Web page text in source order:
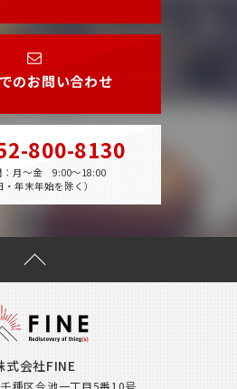
のお問い合わせ
800-8130
：月～金 9:00～18:00
・年末年始を除く）
式会社FINE
種区今池一丁目5番10号